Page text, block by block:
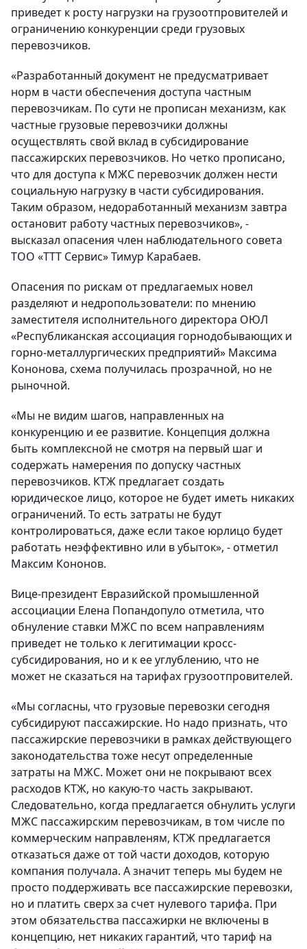
приведет к росту нагрузки на грузоотпровителей и
ограничению конкуренции среди грузовых
перевозчиков.
«Разработанный документ не предусматривает
норм в части обеспечения доступа частным
перевозчикам. По сути не прописан механизм, как
частные грузовые перевозчики должны
осуществлять свой вклад в субсидирование
пассажирских перевозчиков. Но четко прописано,
что для доступа к МЖС перевозчик должен нести
социальную нагрузку в части субсидирования.
Таким образом, недоработанный механизм завтра
остановит работу частных перевозчиков», -
высказал опасения член наблюдательного совета
ТОО «ТТТ Сервис» Тимур Карабаев.
Опасения по рискам от предлагаемых новел
разделяют и недропользователи: по мнению
заместителя исполнительного директора ОЮЛ
«Республиканская ассоциация горнодобывающих и
горно-металлургических предприятий» Максима
Кононова, схема получилась прозрачной, но не
рыночной.
«Мы не видим шагов, направленных на
конкуренцию и ее развитие. Концепция должна
быть комплексной не смотря на первый шаг и
содержать намерения по допуску частных
перевозчиков. КТЖ предлагает создать
юридическое лицо, которое не будет иметь никаких
ограничений. То есть затраты не будут
контролироваться, даже если такое юрлицо будет
работать неэффективно или в убыток», - отметил
Максим Кононов.
Вице-президент Евразийской промышленной
ассоциации Елена Попандопуло отметила, что
обнуление ставки МЖС по всем направлениям
приведет не только к легитимации кросс-
субсидирования, но и к ее углублению, что не
может не сказаться на тарифах грузоотпровителей.
«Мы согласны, что грузовые перевозки сегодня
субсидируют пассажирские. Но надо признать, что
пассажирские перевозчики в рамках действующего
законодательства тоже несут определенные
затраты на МЖС. Может они не покрывают всех
расходов КТЖ, но какую-то часть закрывают.
Следовательно, когда предлагается обнулить услуги
МЖС пассажирским перевозчикам, в том числе по
коммерческим направленям, КТЖ предлагается
отказаться даже от той части доходов, которую
компания получала. А значит теперь мы будем не
просто поддерживать все пассажирские перевозки,
но и платить сверх за счет нулевого тарифа. При
этом обязательства пассажирки не включены в
концепцию, нет никаких гарантий, что тариф на